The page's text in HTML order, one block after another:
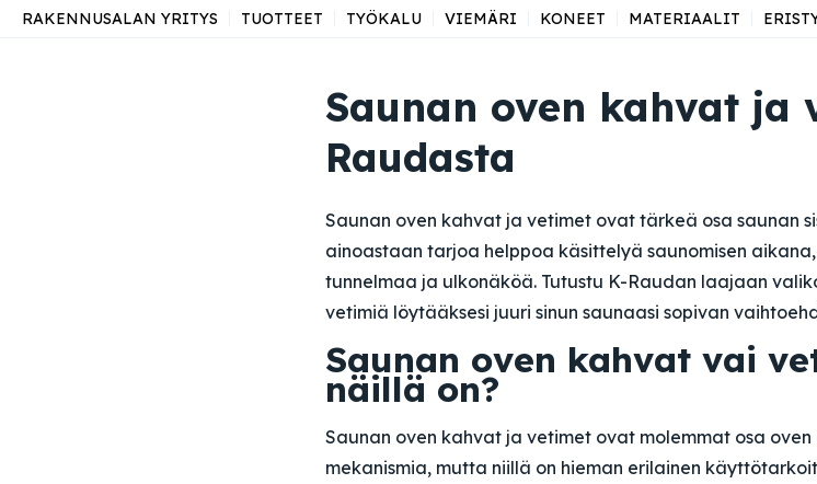
RAKENNUSALAN YRITYS TUOTTEET TYÖKALU VIEMÄRI KONEET MATERIAALIT
Saunan oven kahvat ja
Raudasta
Saunan oven kahvat ja vetimet ovat tärkeä osa saunan
ainoastaan tarjoa helppoa käsittelyä saunomisen
tunnelmaa ja ulkonäköä. Tutustu K-Raudan laajaan
vetimiä löytääksesi juuri sinun saunaasi sopivan
Saunan oven kahvat vai
näillä on?
Saunan oven kahvat ja vetimet ovat molemmat osa
mekanismia, mutta niillä on hieman erilainen